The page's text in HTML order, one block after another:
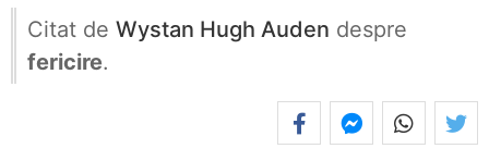
Citat de Wystan Hugh Auden despre
fericire.